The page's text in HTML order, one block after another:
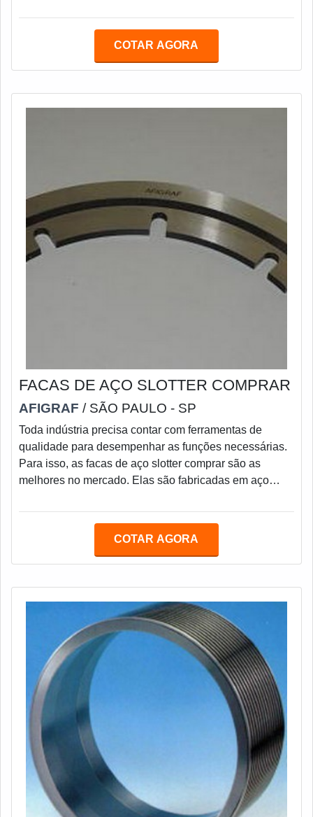
COTAR AGORA
FACAS DE AÇO SLOTTER COMPRAR
AFIGRAF / SÃO PAULO - SP
Toda indústria precisa contar com ferramentas de
qualidade para desempenhar as funções necessárias.
Para isso, as facas de aço slotter comprar são as
melhores no mercado. Elas são fabricadas em aço
funcionam como facas do tipo “macho e fêmea”. Além
podem ser usadas para cortar, vincar, serrilhar e
COTAR AGORA